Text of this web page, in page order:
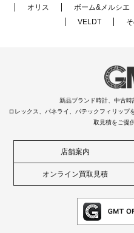
オリス
ボーム&メルシエ
VELDT
新品ブランド時計、中古
ロレックス、パネライ、パテックフィリップ
取見積をご提
店舗案内
オンライン買取見積